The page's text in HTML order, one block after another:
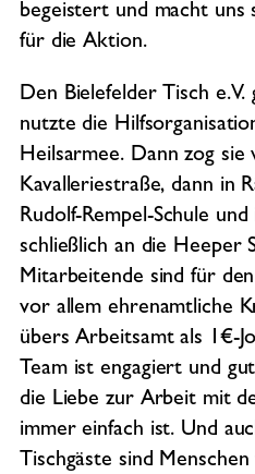
begeistert und macht uns
für die Aktion.
Den Bielefelder Tisch
nutzte die
Heilsarmee. Dann zog sie
Kavalleriestraße, dann in
Rudolf-Rempel-Schule und
schließlich an die Heeper
Mitarbeitende sind für
vor allem ehrenamtliche
übers Arbeitsamt als 1€-
Team ist engagiert und
die Liebe zur Arbeit mit
immer einfach ist. Und
Tischgäste sind